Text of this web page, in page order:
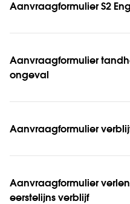
Aanvraagformulier S2
Aanvraagformulier
ongeval
Aanvraagformulier
Aanvraagformulier
eerstelijns verblijf